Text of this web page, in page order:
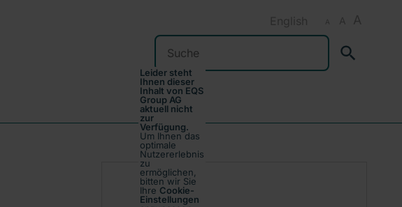
A A A
English
Suchen
Leider steht
Ihnen dieser
Inhalt von EQS
Group AG
aktuell nicht
zur
Verfügung.
Um Ihnen das
optimale
Nutzererlebnis
zu
ermöglichen,
bitten wir Sie
Ihre Cookie-
Einstellungen